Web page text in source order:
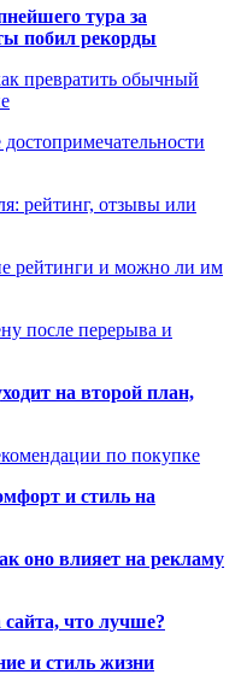
тура за
побил рекорды
превратить обычный
рейтинг, отзывы или
рейтинги и можно ли им
после перерыва и
на второй план,
по покупке
и стиль на
оно влияет на рекламу
что лучше?
и стиль жизни